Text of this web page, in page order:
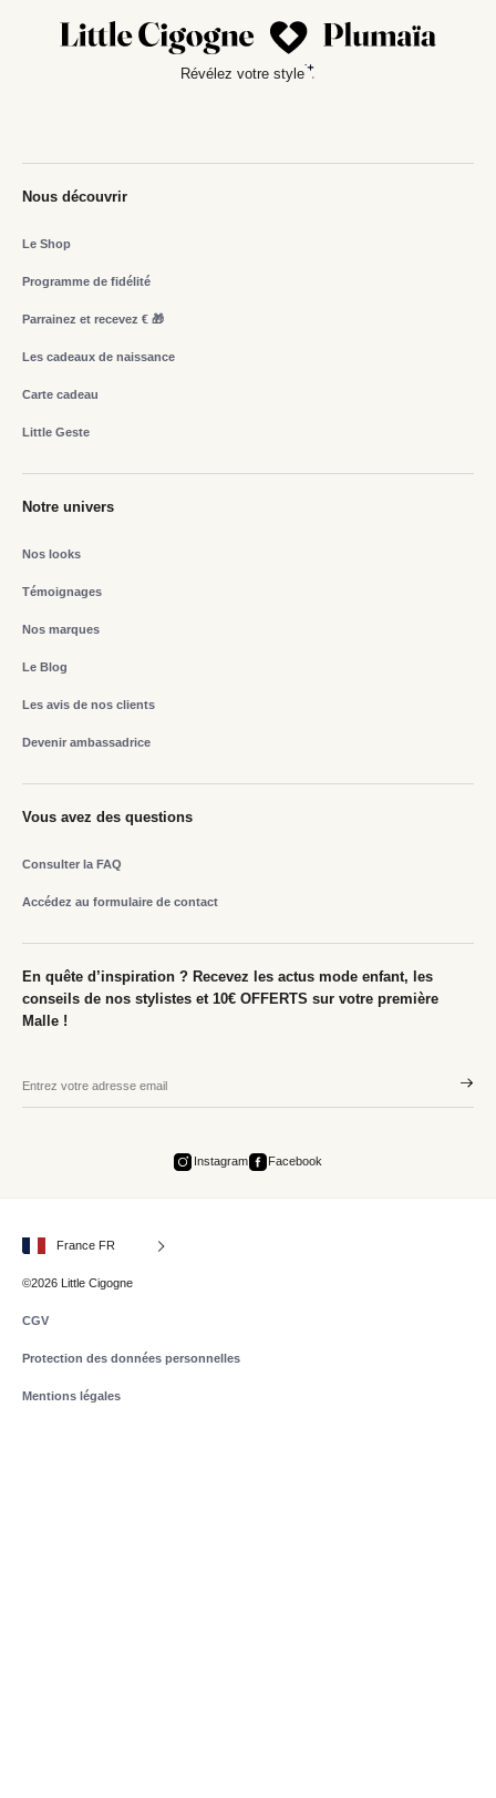
Révélez votre style
Nous découvrir
Le Shop
Programme de fidélité
Parrainez et recevez € 🎁
Les cadeaux de naissance
Carte cadeau
Little Geste
Notre univers
Nos looks
Témoignages
Nos marques
Le Blog
Les avis de nos clients
Devenir ambassadrice
Vous avez des questions
Consulter la FAQ
Accédez au formulaire de contact
En quête d’inspiration ? Recevez les actus mode enfant, les
conseils de nos stylistes et 10€ OFFERTS sur votre première
Malle !
Instagram Facebook
France FR
©2026 Little Cigogne
CGV
Protection des données personnelles
Mentions légales